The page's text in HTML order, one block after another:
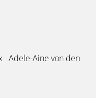
Adele-Aine von den